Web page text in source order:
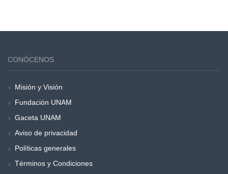
CONÓCENOS
Misión y Visión
Fundación UNAM
Gaceta UNAM
Aviso de privacidad
Políticas generales
Términos y Condiciones